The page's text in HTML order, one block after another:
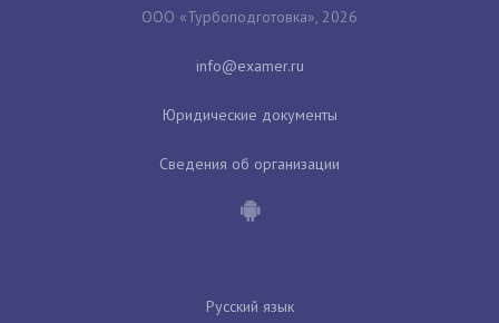
ООО «Турбоподготовка», 2026
Юридические документы
Сведения об организации
Русский язык